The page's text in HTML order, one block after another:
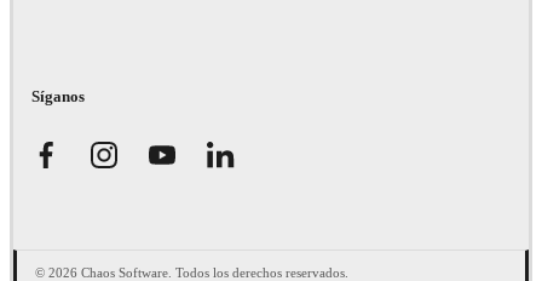
Síganos
© 2026 Chaos Software. Todos los derechos reservados.